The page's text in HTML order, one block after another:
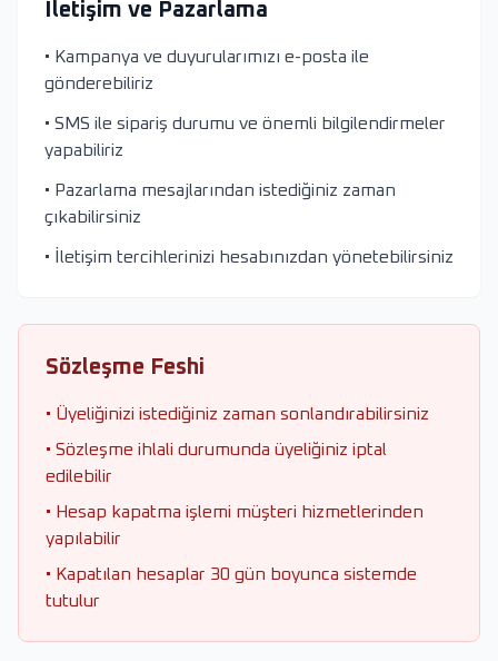
İletişim ve Pazarlama
• Kampanya ve duyurularımızı e-posta ile
gönderebiliriz
• SMS ile sipariş durumu ve önemli bilgilendirmeler
yapabiliriz
• Pazarlama mesajlarından istediğiniz zaman
çıkabilirsiniz
• İletişim tercihlerinizi hesabınızdan yönetebilirsiniz
Sözleşme Feshi
• Üyeliğinizi istediğiniz zaman sonlandırabilirsiniz
• Sözleşme ihlali durumunda üyeliğiniz iptal
edilebilir
• Hesap kapatma işlemi müşteri hizmetlerinden
yapılabilir
• Kapatılan hesaplar 30 gün boyunca sistemde
tutulur